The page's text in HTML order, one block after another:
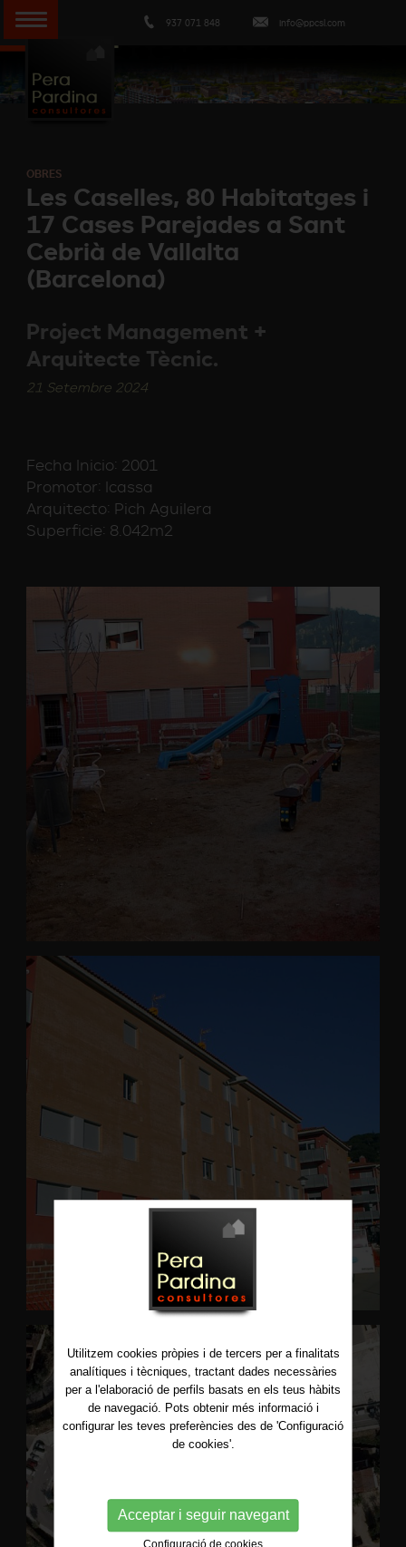
info@ppcsl.com
937 071 848
OBRES
Les Caselles, 80 Habitatges i
17 Cases Parejades a Sant
Cebrià de Vallalta
(Barcelona)
Project Management +
Arquitecte Tècnic.
21 Setembre 2024
Fecha Inicio: 2001
Promotor: Icassa
Arquitecto: Pich Aguilera
Superficie: 8.042m2
Utilitzem cookies pròpies i de tercers per a finalitats
analítiques i tècniques, tractant dades necessàries
per a l'elaboració de perfils basats en els teus hàbits
de navegació. Pots obtenir més informació i
configurar les teves preferències des de 'Configuració
de cookies'.
Acceptar i seguir navegant
Configuració de cookies